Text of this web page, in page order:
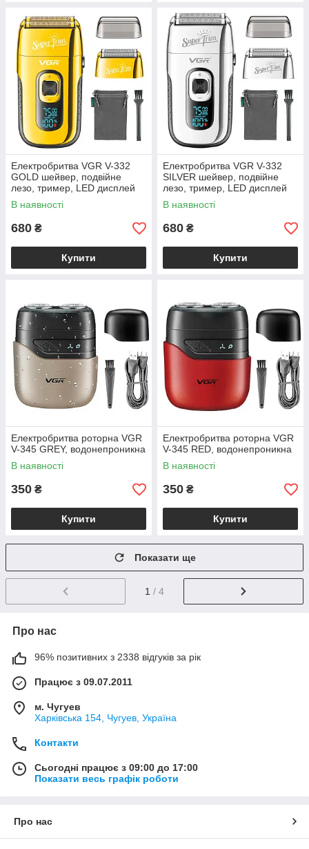
Електробритва VGR V-332
GOLD шейвер, подвійне
лезо, тример, LED дисплей
В наявності
680 ₴
Купити
Електробритва VGR V-332
SILVER шейвер, подвійне
лезо, тример, LED дисплей
В наявності
680 ₴
Купити
Електробритва роторна VGR
V-345 GREY, водонепроникна
В наявності
350 ₴
Купити
Електробритва роторна VGR
V-345 RED, водонепроникна
В наявності
350 ₴
Купити
Показати ще
1 / 4
Про нас
96% позитивних з 2338 відгуків за рік
Працює з 09.07.2011
м. Чугуев
Харківська 154, Чугуев, Україна
Контакти
Сьогодні працює з 09:00 до 17:00
Показати весь графік роботи
Про нас